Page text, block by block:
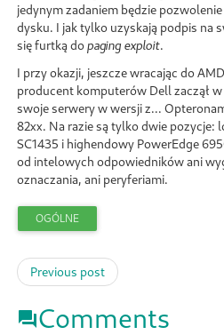
jedynym zadaniem będzie
dysku. I jak tylko uzyskają podpis na
się furtką dopaging exploit.
I przy okazji, jeszcze wracając do
producent komputerów Dell zaczął
swoje serwery w wersji z...
82xx. Na razie są tylko dwie pozycje:
SC1435 i highendowy PowerEdge
od intelowych odpowiedników ani
oznaczania, ani peryferiami.
OGÓLNE
Previous post
Comments